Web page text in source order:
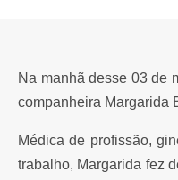
Na manhã desse 03 de
companheira Margarida
Médica de profissão,
trabalho, Margarida fez